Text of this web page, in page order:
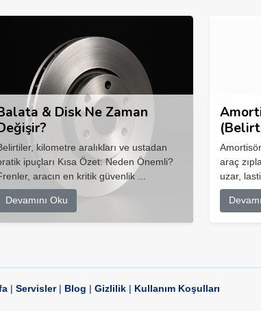
& Disk Ne Zaman
kilometre aralıkları ve ustadan
ipuçları Kısa Özet: Neden Önemli?
aracın en kritik güvenlik ...
Devamını Oku
araç
uzar,
| Servisler| Blog | Gizlilik| Kullanım Koşulları